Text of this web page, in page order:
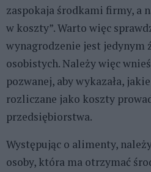
zaspokaja środkami firmy, a
w koszty”. Warto więc
wynagrodzenie jest jedynym
osobistych. Należy więc
pozwanej, aby wykazała,
rozliczane jako koszty
przedsiębiorstwa.
Występując o alimenty,
osoby, która ma otrzymać